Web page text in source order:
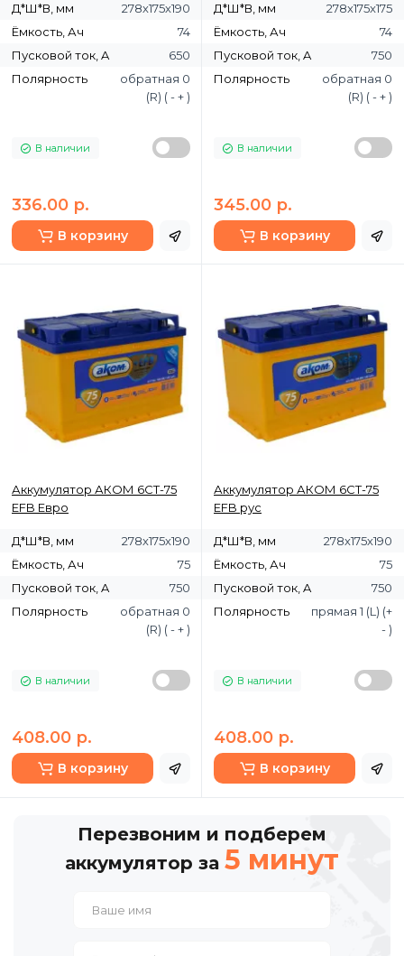
Д*Ш*В, мм
278х175х190
Ёмкость, Ач
74
Пусковой ток, A
650
Полярность
обратная 0
(R) ( - + )
В наличии
336.00 р.
В корзину
Д*Ш*В, мм
278x175x175
Ёмкость, Ач
74
Пусковой ток, A
750
Полярность
обратная 0
(R) ( - + )
В наличии
345.00 р.
В корзину
Аккумулятор АКОМ 6СТ-75
EFB Евро
Д*Ш*В, мм
278х175х190
Ёмкость, Ач
75
Пусковой ток, A
750
Полярность
обратная 0
(R) ( - + )
В наличии
408.00 р.
В корзину
Аккумулятор АКОМ 6СТ-75
EFB рус
Д*Ш*В, мм
278х175х190
Ёмкость, Ач
75
Пусковой ток, A
750
Полярность
прямая 1 (L) (+
- )
В наличии
408.00 р.
В корзину
Перезвоним и подберем
аккумулятор за 5 минут